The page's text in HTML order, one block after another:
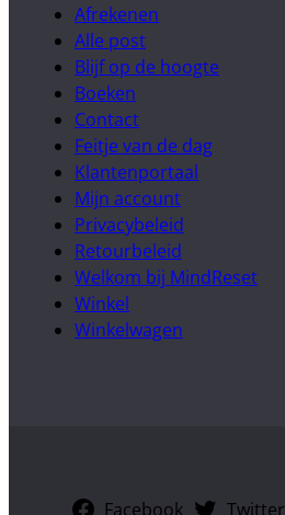
Afrekenen
Alle post
Blijf op de hoogte
Boeken
Contact
Feitje van de dag
Klantenportaal
Mijn account
Privacybeleid
Retourbeleid
Welkom bij MindReset
Winkel
Winkelwagen
Facebook Twitter